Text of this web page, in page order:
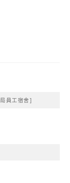
員工宿舍]